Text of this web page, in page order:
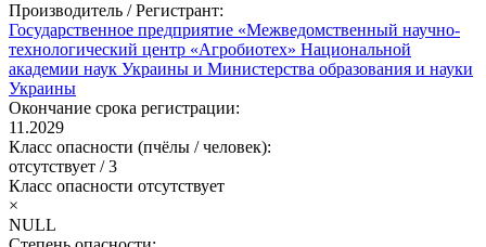
Производитель / Регистрант:
Государственное предприятие «Межведомственный научно-
технологический центр «Агробиотех» Национальной
академии наук Украины и Министерства образования и науки
Украины
Окончание срока регистрации:
11.2029
Класс опасности (пчёлы / человек):
отсутствует /3
Класс опасности отсутствует
×
NULL